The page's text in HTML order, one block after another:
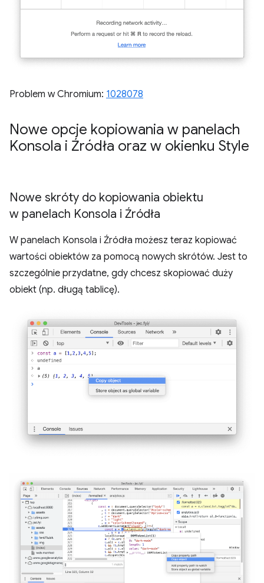
Problem w Chromium: 1028078
Nowe opcje kopiowania w panelach
Konsola i Źródła oraz w okienku Style
Nowe skróty do kopiowania obiektu
w panelach Konsola i Źródła
W panelach Konsola i Źródła możesz teraz kopiować
wartości obiektów za pomocą nowych skrótów. Jest to
szczególnie przydatne, gdy chcesz skopiować duży
obiekt (np. długą tablicę).